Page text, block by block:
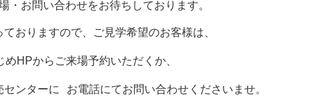
・お問い合わせをお待ちしております。
おりますので、ご見学希望のお客様は、
HPからご来場予約いただくか、
ンターに お電話にてお問い合わせくださいませ。